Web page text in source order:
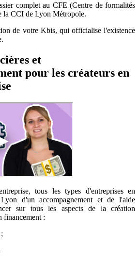
complet au CFE (Centre de formalités
la CCI de Lyon Métropole.
de votre Kbis, qui officialise l'existence
et
pour les créateurs en
tous les types d'entreprises en
d'un accompagnement et de l'aide
sur tous les aspects de la création
financement :